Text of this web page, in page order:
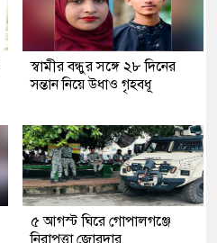
স্বামীর বন্ধুর সঙ্গে ২৮ দিনের
সন্তান নিয়ে উধাও গৃহবধূ
৫ আগস্ট ঘিরে গোপালগঞ্জে